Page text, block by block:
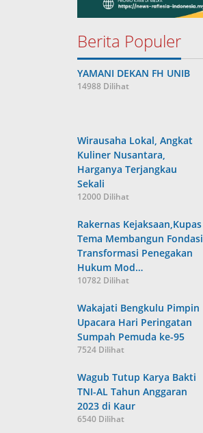
Berita Populer
YAMANI DEKAN FH UNIB
14988 Dilihat
Wirausaha Lokal, Angkat
Kuliner Nusantara,
Harganya Terjangkau
Sekali
12000 Dilihat
Rakernas Kejaksaan,Kupas
Tema Membangun Fondasi
Transformasi Penegakan
Hukum Mod…
10782 Dilihat
Wakajati Bengkulu Pimpin
Upacara Hari Peringatan
Sumpah Pemuda ke-95
7524 Dilihat
Wagub Tutup Karya Bakti
TNI-AL Tahun Anggaran
2023 di Kaur
6540 Dilihat